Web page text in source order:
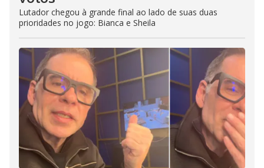
Lutador chegou à grande final ao lado de suas duas
prioridades no jogo: Bianca e Sheila